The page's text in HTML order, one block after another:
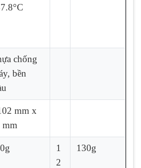
chống
bền
mm x
mm
1
2
130g